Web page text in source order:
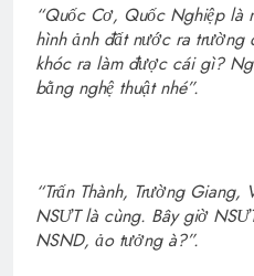
“Quốc Cơ, Quốc Nghiệp là
hình ảnh đất nước ra trường
khóc ra làm được cái gì?
bằng nghệ thuật nhé”.
“Trấn Thành, Trường
NSƯT là cùng. Bây giờ
NSND, ảo tưởng à?”.